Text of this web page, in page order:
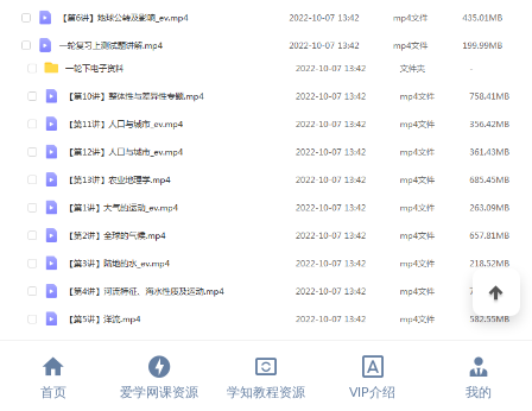
首页 爱学网课资源 学知教程资源 VIP介绍 我的